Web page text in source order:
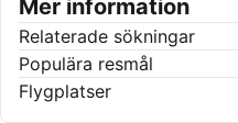
Mer information
Relaterade sökningar
Populära resmål
Flygplatser